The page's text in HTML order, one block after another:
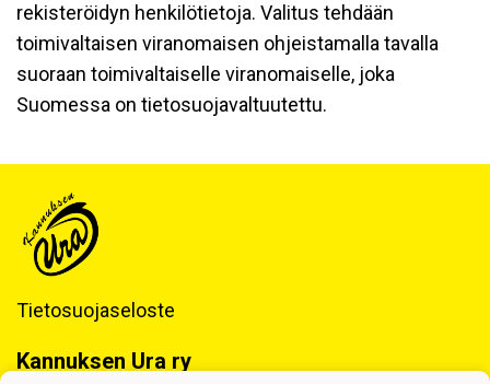
rekisteröidyn henkilötietoja. Valitus tehdään
toimivaltaisen viranomaisen ohjeistamalla tavalla
suoraan toimivaltaiselle viranomaiselle, joka
Suomessa on tietosuojavaltuutettu.
Tietosuojaseloste
Kannuksen Ura ry